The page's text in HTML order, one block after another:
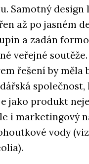
Samotný design
až po jasném
a zadán
veřejné soutěže.
řešení by měla
společnost,
jako produkt
i marketingový
vody